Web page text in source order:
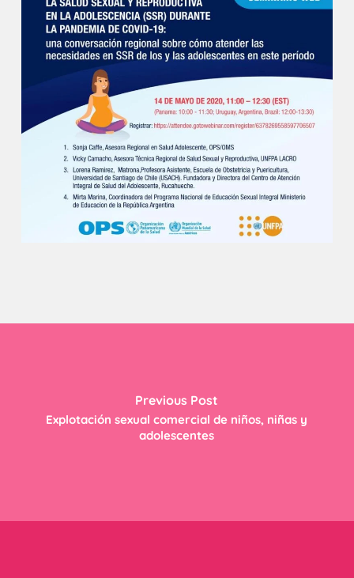
Previous Post
Explotación sexual comercial de niños, niñas y
adolescentes